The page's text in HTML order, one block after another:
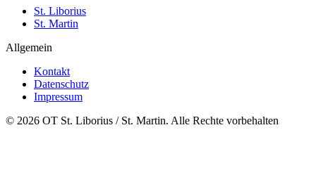
St. Liborius
St. Martin
Allgemein
Kontakt
Datenschutz
Impressum
© 2026 OT St. Liborius / St. Martin. Alle Rechte vorbehalten